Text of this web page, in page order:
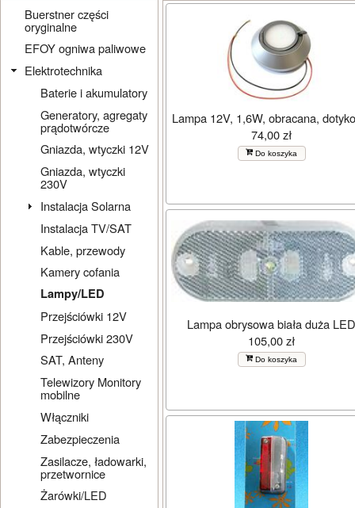
Buerstner części
oryginalne
EFOY ogniwa paliwowe
Elektrotechnika
Baterie i akumulatory
Generatory, agregaty
prądotwórcze
Gniazda, wtyczki 12V
Gniazda, wtyczki
230V
Instalacja Solarna
Instalacja TV/SAT
Kable, przewody
Kamery cofania
Lampy/LED
Przejściówki 12V
Przejściówki 230V
SAT, Anteny
Telewizory Monitory
mobilne
Włączniki
Zabezpieczenia
Zasilacze, ładowarki,
przetwornice
Żarówki/LED
Lampa 12V, 1,6W, obracana,
74,00 zł
Do koszyka
Lampa obrysowa biała duża LED
105,00 zł
Do koszyka